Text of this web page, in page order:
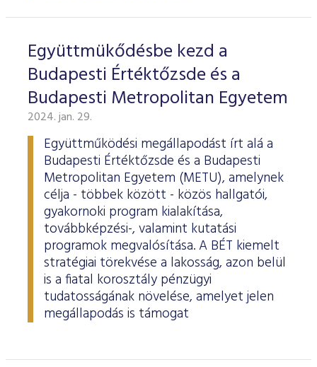
Együttmükődésbe kezd a
Budapesti Értéktőzsde és a
Budapesti Metropolitan Egyetem
2024. jan. 29.
Együttműködési megállapodást írt alá a
Budapesti Értéktőzsde és a Budapesti
Metropolitan Egyetem (METU), amelynek
célja - többek között - közös hallgatói,
gyakornoki program kialakítása,
továbbképzési-, valamint kutatási
programok megvalósítása. A BÉT kiemelt
stratégiai törekvése a lakosság, azon belül
is a fiatal korosztály pénzügyi
tudatosságának növelése, amelyet jelen
megállapodás is támogat